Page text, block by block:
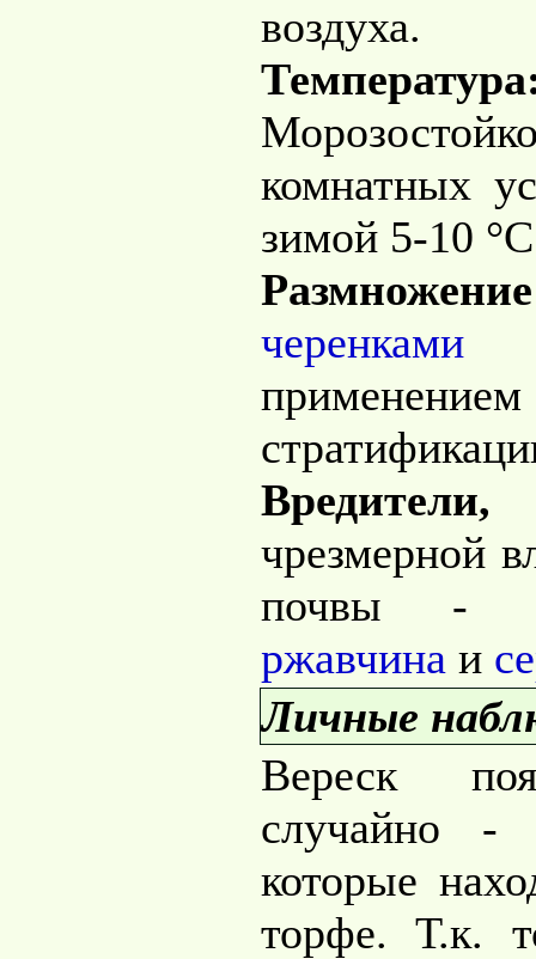
воздуха.
комнатных
зимой 5-10
черенками
чрезмерной
почвы
ржавчина и
Личные
Вереск
случайно -
которые
торфе. Т.к.